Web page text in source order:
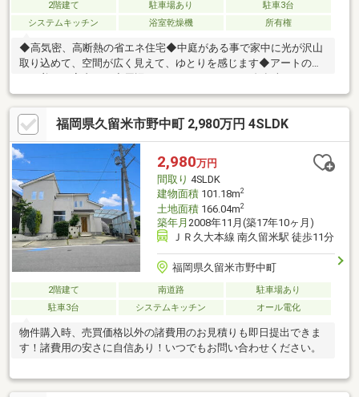
2階建て 駐車場あり
駐車3台
システムキッチン
浴室乾燥機 所有権
◆高気密、高断熱の省エネ住宅◆中庭がある事で家中に光が沢山
取り込めて、空間が広く見えて、ゆとりを感じます◆アートのよ
店まで550m（徒歩7分）、ホームプラザナフコ 旗崎店まで
650m（徒歩9分）、セブンイレブン 久留米御井旗崎店まで
300m（徒歩4分）、御井駅まで600m（徒歩8分）◆保育園、幼稚
園も徒歩圏内にございます◆利便性と自然を兼ね備えた環境にな
ります◆お気軽にお問合せ下さい。←090-7468-0461石原まで◆
福岡県久留米市野中町 2,980万円 4SLDK
2,980万円
間取り 4SLDK
建物面積101.18m2
土地面積166.04m2
築年月 2008年11月(築17年10ヶ月)
ＪＲ久大本線 南久留米駅 徒歩11分
福岡県久留米市野中町
2階建て 南道路
駐車場あり
駐車3台
システムキッチン オール電化
物件購入時、売買価格以外の諸費用のお見積りも即日提出できま
す！諸費用の安さに自信あり！いつでもお問い合わせください。